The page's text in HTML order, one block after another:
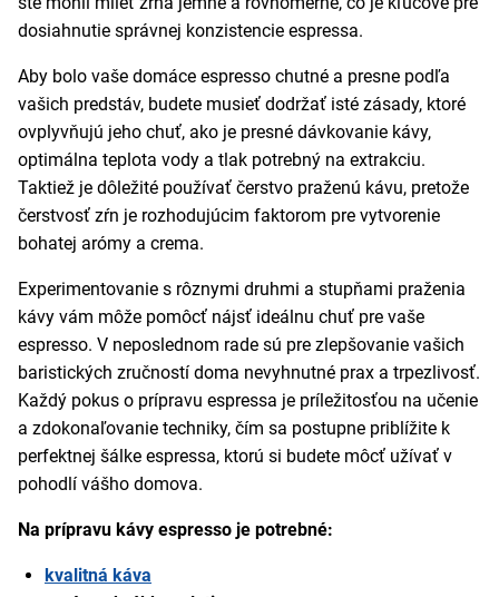
dosiahnutie správnej konzistencie espressa.
Aby bolo vaše domáce espresso chutné a presne podľa
vašich predstáv, budete musieť dodržať isté zásady, ktoré
ovplyvňujú jeho chuť, ako je presné dávkovanie kávy,
optimálna teplota vody a tlak potrebný na extrakciu.
Taktiež je dôležité používať čerstvo praženú kávu, pretože
čerstvosť zŕn je rozhodujúcim faktorom pre vytvorenie
bohatej arómy a crema.
Experimentovanie s rôznymi druhmi a stupňami praženia
kávy vám môže pomôcť nájsť ideálnu chuť pre vaše
espresso. V neposlednom rade sú pre zlepšovanie vašich
baristických zručností doma nevyhnutné prax a trpezlivosť.
Každý pokus o prípravu espressa je príležitosťou na učenie
a zdokonaľovanie techniky, čím sa postupne priblížite k
perfektnej šálke espressa, ktorú si budete môcť užívať v
pohodlí vášho domova.
Na prípravu kávy espresso je potrebné:
kvalitná káva